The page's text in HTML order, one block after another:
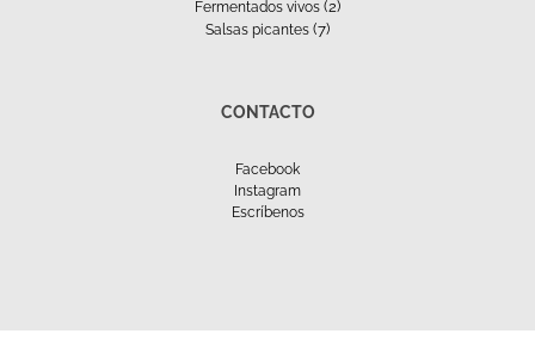
Fermentados vivos (2)
Salsas picantes (7)
CONTACTO
Facebook
Instagram
Escríbenos